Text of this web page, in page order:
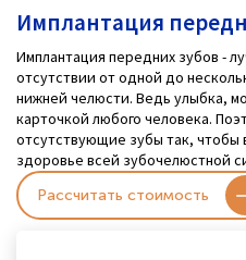
Имплантация
Имплантация передних зубов -
отсутствии от одной до
нижней челюсти. Ведь улыбка,
карточкой любого человека.
отсутствующие зубы так,
здоровье всей зубочелюстной
Рассчитать стоимость